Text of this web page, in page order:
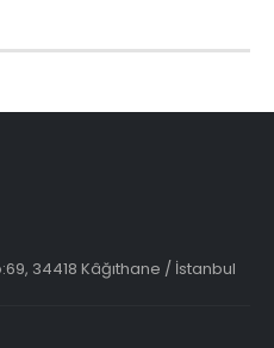
34418 Kâğıthane / İstanbul